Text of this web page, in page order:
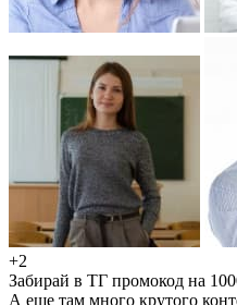
+2
Забирай в ТГ промокод на
А еще там много крутого